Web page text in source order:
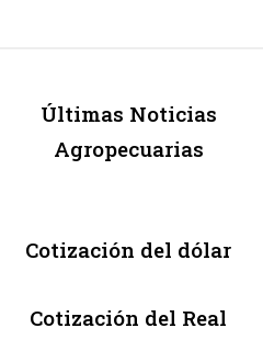
Últimas Noticias
Agropecuarias
Cotización del dólar
Cotización del Real